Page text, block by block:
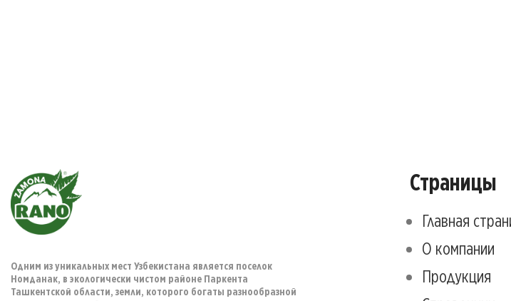
Одним из уникальных мест Узбекистана является поселок
Номданак, в экологически чистом районе Паркента
Ташкентской области, земли, которого богаты разнообразной
Страницы
Главная
О компании
Продукция